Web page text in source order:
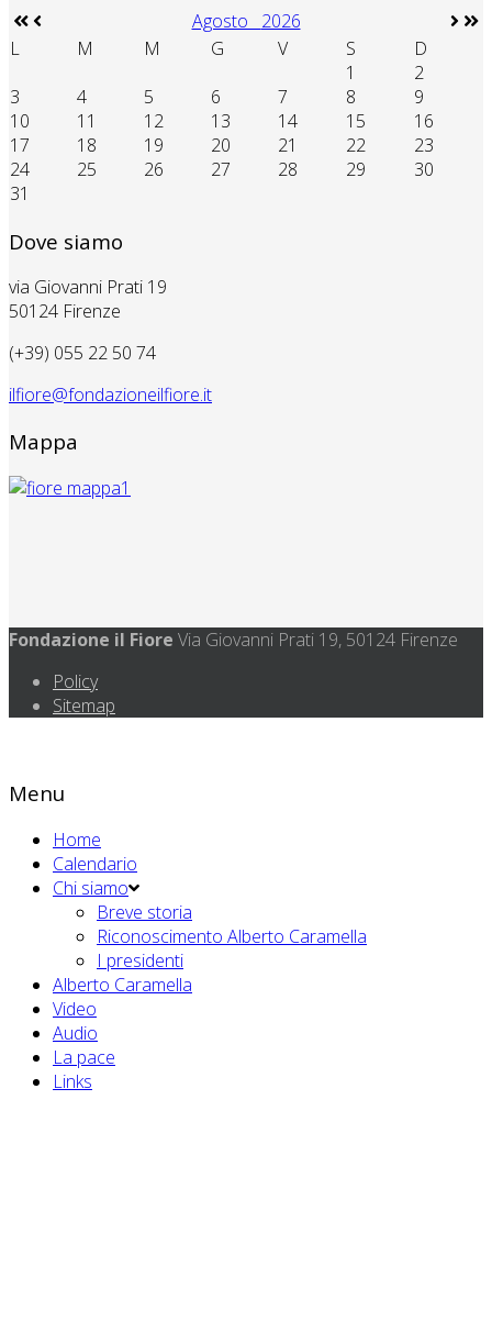
Agosto 2026
L
M M G V S
D
1
2
3
4 5 6 7 8
9
10
11 12 13 14 15
16
17
18 19 20 21 22
23
24
25 26 27 28 29
30
31
Dove siamo
via Giovanni Prati 19
50124 Firenze
(+39) 055 22 50 74
ilfiore@fondazioneilfiore.it
Mappa
Fondazione il Fiore Via Giovanni Prati 19, 50124 Firenze
Policy
Sitemap
Menu
Home
Calendario
Chi siamo
Breve storia
Riconoscimento Alberto Caramella
I presidenti
Alberto Caramella
Video
Audio
La pace
Links